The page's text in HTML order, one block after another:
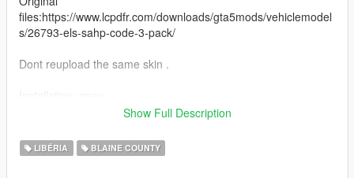
files:https://www.lcpdfr.com/downloads/gta5mods/vehiclemodel
s/26793-els-sahp-code-3-pack/
Dont reupload the same skin .
OPENIV/mods/update/x64/dlcpacks/latestpatchday/dlc.rpf/x64/l
Now open the ytd file (make sure to enable edit mode)
Show Full Description
LIBÉRIA BLAINE COUNTY